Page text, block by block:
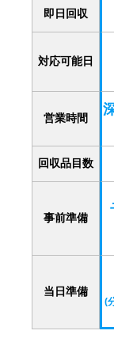
即日回収
対応可能日
営業時間
回収品目数
事前準備
当日準備
(